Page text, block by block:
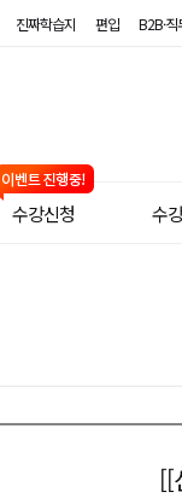
진짜학습지 편입 B2B·
수강신청 수
[[